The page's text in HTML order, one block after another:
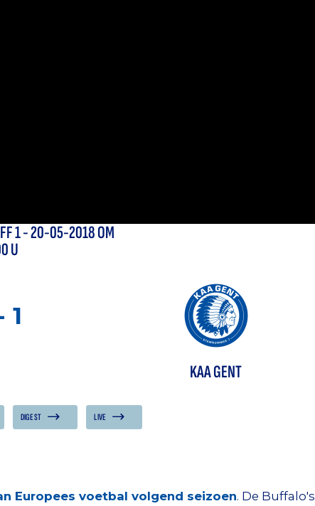
1- 20-05-2018 OM
U
1
KAA GENT
DIGEST LIVE
Europees voetbal volgend seizoen. De Buffalo's